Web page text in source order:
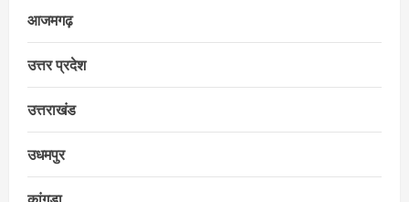
आजमगढ़
उत्तर प्रदेश
उत्तराखंड
उधमपुर